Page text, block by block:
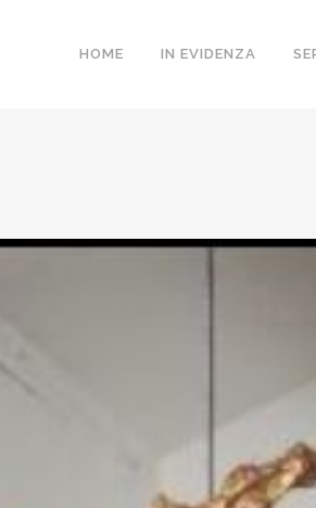
HOME IN EVIDENZA